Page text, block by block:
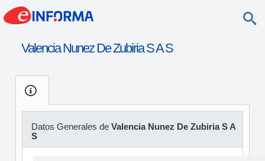
Valencia Nunez De Zubiria S A S
Datos Generales de Valencia Nunez De Zubiria S A
S